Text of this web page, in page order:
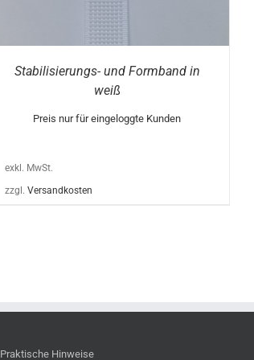
Stabilisierungs- und Formband in
weiß
Preis nur für eingeloggte Kunden
exkl. MwSt.
zzgl. Versandkosten
Praktische Hinweise